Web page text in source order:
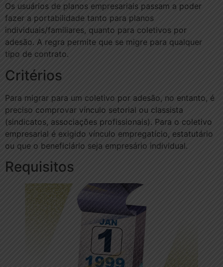
Os usuários de planos empresariais passam a poder
fazer a portabilidade tanto para planos
individuais/familiares, quanto para coletivos por
adesão. A regra permite que se migre para qualquer
tipo de contrato.
Critérios
Para migrar para um coletivo por adesão, no entanto, é
preciso comprovar vínculo setorial ou classista
(sindicatos, associações profissionais). Para o coletivo
empresarial é exigido vínculo empregatício, estatutário
ou que o beneficiário seja empresário individual.
Requisitos